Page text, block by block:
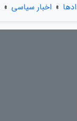
» اخبار سیاسی »